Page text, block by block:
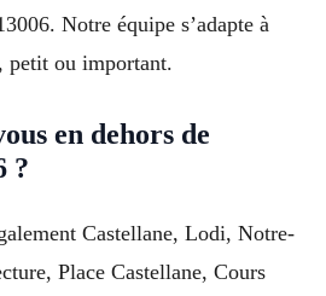
Notre équipe s’adapte à
petit ou important.
en dehors de
?
Castellane, Lodi, Notre-
Place Castellane, Cours